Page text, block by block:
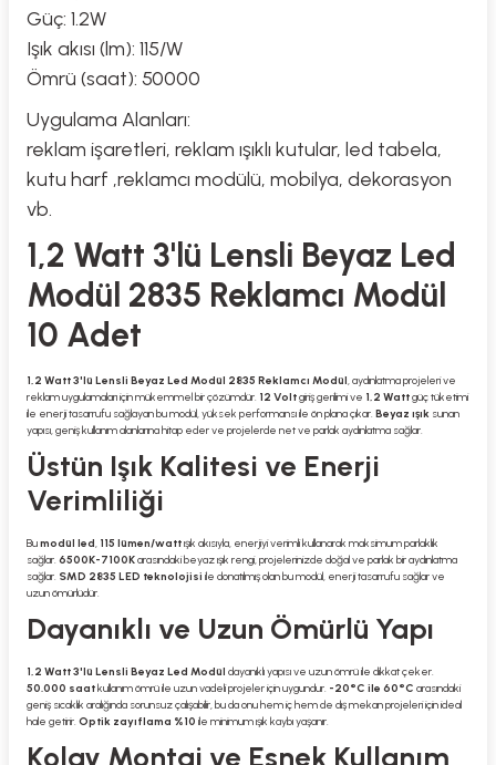
Güç: 1.2W
Işık akısı (lm): 115/W
Ömrü (saat): 50000
Uygulama Alanları:
reklam işaretleri, reklam ışıklı kutular, led tabela,
kutu harf ,reklamcı modülü, mobilya, dekorasyon
vb.
1,2 Watt 3'lü Lensli Beyaz Led
Modül 2835 Reklamcı Modül
10 Adet
1,2 Watt 3'lü Lensli Beyaz Led Modül 2835 Reklamcı Modül, aydınlatma projeleri ve
reklam uygulamaları için mükemmel bir çözümdür. 12 Voltgiriş gerilimi ve 1,2 Wattgüç tüketimi
ile enerji tasarrufu sağlayan bu modül, yüksek performansı ile ön plana çıkar. Beyaz ışık sunan
yapısı, geniş kullanım alanlarına hitap eder ve projelerde net ve parlak aydınlatma sağlar.
Üstün Işık Kalitesi ve Enerji
Verimliliği
Bumodül led, 115 lümen/wattışık akısıyla, enerjiyi verimli kullanarak maksimum parlaklık
sağlar. 6500K-7100Karasındaki beyaz ışık rengi, projelerinizde doğal ve parlak bir aydınlatma
sağlar. SMD 2835 LED teknolojisi ile donatılmış olan bu modül, enerji tasarrufu sağlar ve
uzun ömürlüdür.
Dayanıklı ve Uzun Ömürlü Yapı
1,2 Watt 3'lü Lensli Beyaz Led Modül dayanıklı yapısı ve uzun ömrü ile dikkat çeker.
50.000 saatkullanım ömrü ile uzun vadeli projeler için uygundur. -20°C ile 60°C arasındaki
geniş sıcaklık aralığında sorunsuz çalışabilir, bu da onu hem iç hem de dış mekan projeleri için ideal
hale getirir. Optik zayıflama %10 ile minimum ışık kaybı yaşanır.
Kolay Montaj ve Esnek Kullanım